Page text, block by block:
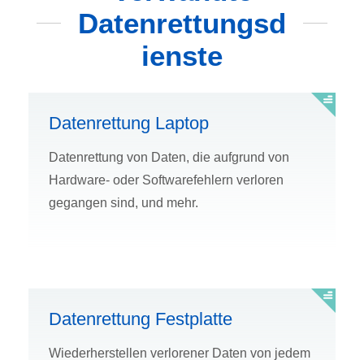
Datenrettungsd
ienste
Datenrettung Laptop
Datenrettung von Daten, die aufgrund von
Hardware- oder Softwarefehlern verloren
gegangen sind, und mehr.
Datenrettung Festplatte
Wiederherstellen verlorener Daten von jedem